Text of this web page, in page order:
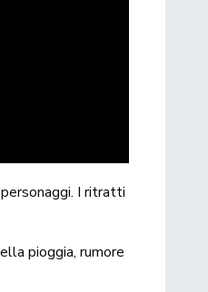
I ritratti
pioggia, rumore